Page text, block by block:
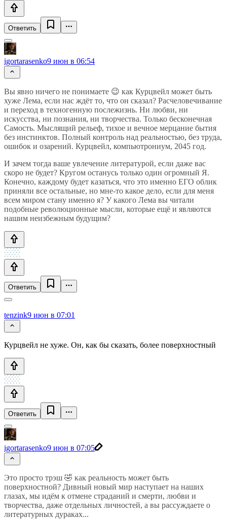
Ответить
igortarasenko9 июн в 06:54
Вы явно ничего не понимаете 😉 как Курцвейл может быть
хуже Лема, если нас ждёт то, что он сказал? Расчеловечивание
и переход в техногенную послежизнь. Ни любви, ни
искусства, ни познания, ни творчества. Только бесконечная
Самость. Мыслящий рельеф, тихое и вечное мерцание бытия
без инстинктов. Полный контроль над реальностью, без труда,
ошибок и озарений. Курцвейл, компьютрониум, 2045 год.
И зачем тогда ваше увлечение литературой, если даже вас
скоро не будет? Кругом останусь только один огромный Я.
Конечно, каждому будет казаться, что это именно ЕГО облик
приняли все остальные, но мне-то какое дело, если для меня
всем миром стану именно я? У какого Лема вы читали
подобные революционные мысли, которые ещё и являются
нашим неизбежным будущим?
Ответить
tenzink9 июн в 07:01
Курцвейл не хуже. Он, как бы сказать, более поверхностный
Ответить
igortarasenko9 июн в 07:05
Это просто трэш 🤣 как реальность может быть
поверхностной? Дивный новый мир наступает на наших
глазах, мы идём к отмене страданий и смерти, любви и
творчества, даже отдельных личностей, а вы рассуждаете о
литературных дураках...